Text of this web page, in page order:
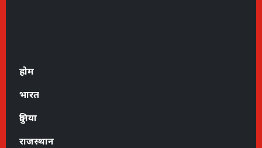
होम
भारत
दुनिया
राजस्थान